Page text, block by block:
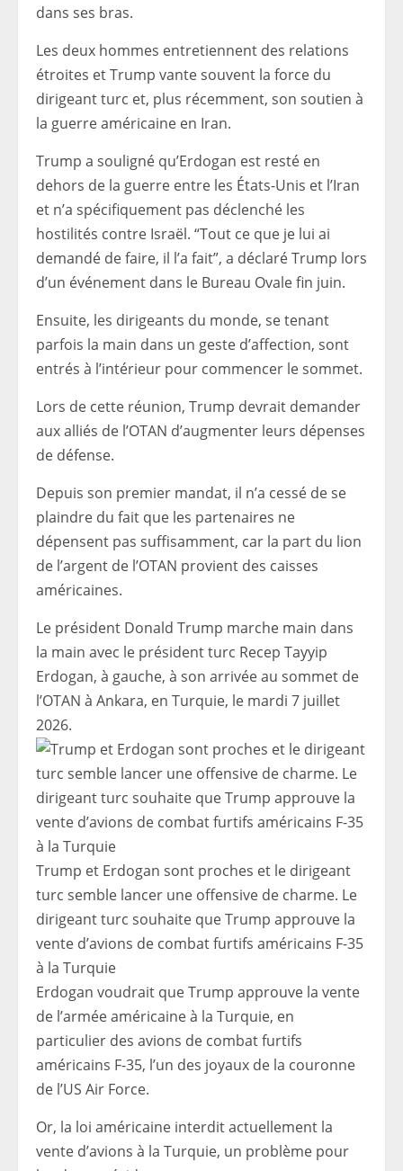
dans ses bras.
Les deux hommes entretiennent des relations
étroites et Trump vante souvent la force du
dirigeant turc et, plus récemment, son soutien à
la guerre américaine en Iran.
Trump a souligné qu’Erdogan est resté en
dehors de la guerre entre les États-Unis et l’Iran
et n’a spécifiquement pas déclenché les
hostilités contre Israël. “Tout ce que je lui ai
demandé de faire, il l’a fait”, a déclaré Trump lors
d’un événement dans le Bureau Ovale fin juin.
Ensuite, les dirigeants du monde, se tenant
parfois la main dans un geste d’affection, sont
entrés à l’intérieur pour commencer le sommet.
Lors de cette réunion, Trump devrait demander
aux alliés de l’OTAN d’augmenter leurs dépenses
de défense.
Depuis son premier mandat, il n’a cessé de se
plaindre du fait que les partenaires ne
dépensent pas suffisamment, car la part du lion
de l’argent de l’OTAN provient des caisses
américaines.
Le président Donald Trump marche main dans
la main avec le président turc Recep Tayyip
Erdogan, à gauche, à son arrivée au sommet de
l’OTAN à Ankara, en Turquie, le mardi 7 juillet
2026.
Trump et Erdogan sont proches et le dirigeant
turc semble lancer une offensive de charme. Le
dirigeant turc souhaite que Trump approuve la
vente d’avions de combat furtifs américains F-35
à la Turquie
Erdogan voudrait que Trump approuve la vente
de l’armée américaine à la Turquie, en
particulier des avions de combat furtifs
américains F-35, l’un des joyaux de la couronne
de l’US Air Force.
Or, la loi américaine interdit actuellement la
vente d’avions à la Turquie, un problème pour